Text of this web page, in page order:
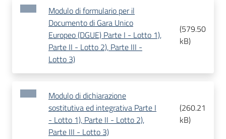
Modulo di formulario per il
Documento di Gara Unico
Europeo (DGUE) Parte I - Lotto 1),
Parte II - Lotto 2), Parte III -
Lotto 3)
(579.50
kB)
Modulo di dichiarazione
sostitutiva ed integrativa Parte I
- Lotto 1), Parte II - Lotto 2),
Parte III - Lotto 3)
(260.21
kB)